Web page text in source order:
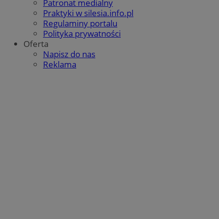
Patronat medialny
Praktyki w silesia.info.pl
Regulaminy portalu
Polityka prywatności
Oferta
Napisz do nas
Reklama
QeSessID orzesze.com.pl